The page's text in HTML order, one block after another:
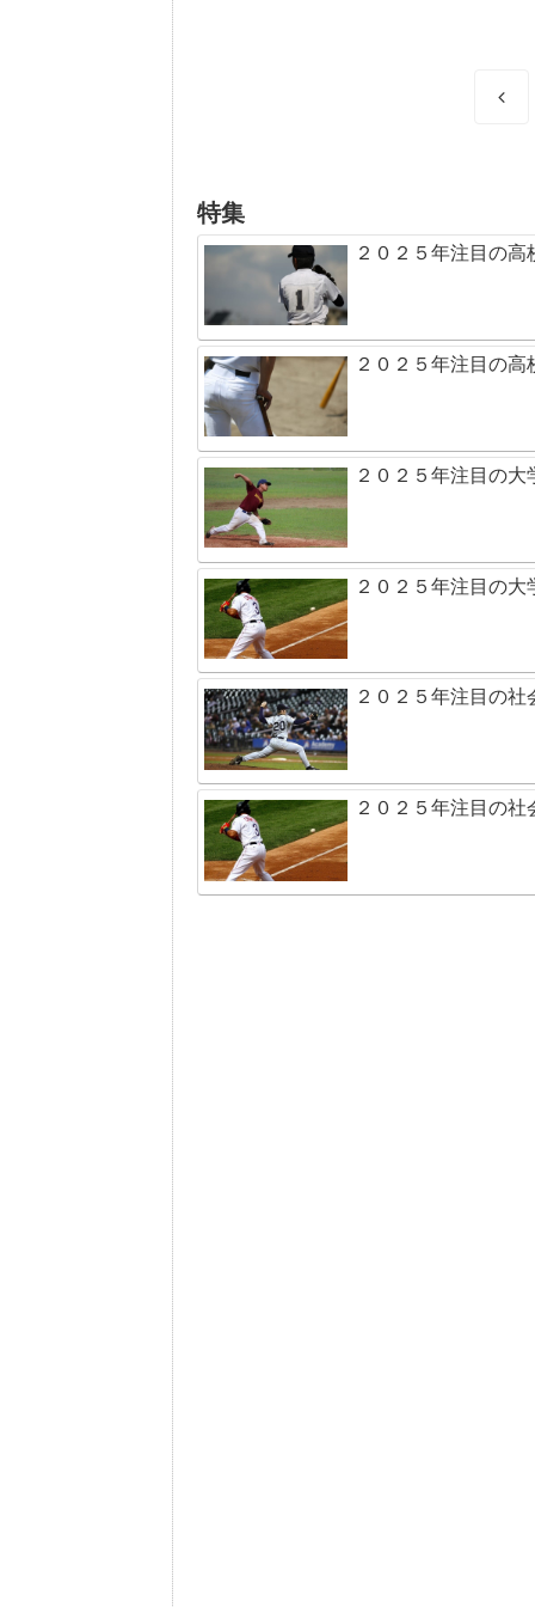
前
特集
２０２５年注目の
２０２５年注目の
２０２５年注目の
２０２５年注目の
２０２５年注目の
２０２５年注目の